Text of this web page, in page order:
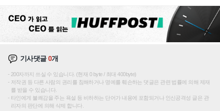
기사댓글0개
200자까지 쓰실 수 있습니다. (현재 0 byte / 최대 400byte)
저작권 등 다른 사람의 권리를 침해하거나 명예를 훼손하는 댓글은 관련 법률에 의해 제재
를 받을 수 있습니다.
타인에게 불쾌감을 주는 욕설 등 비하하는 단어가 내용에 포함되거나 인신공격성 글은 관
리자의 판단에 의해 삭제 합니다.